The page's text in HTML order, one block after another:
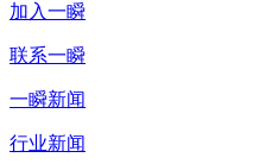
加入一瞬
联系一瞬
一瞬新闻
行业新闻